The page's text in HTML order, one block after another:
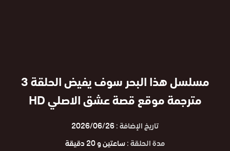
مسلسل هذا البحر سوف يفيض الحلقة 3
مترجمة موقع قصة عشق الاصلي HD
تاريخ الإضافة :2026/06/26
مدة الحلقة :ساعتين و 20 دقيقة